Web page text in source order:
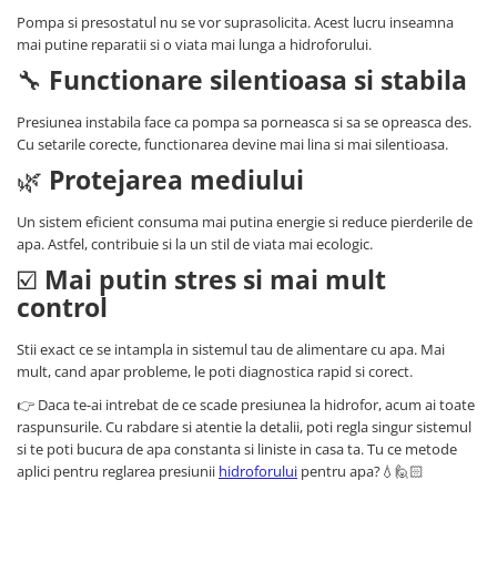
Pompa si presostatul nu se vor suprasolicita. Acest lucru inseamna
mai putine reparatii si o viata mai lunga a hidroforului.
🔧 Functionare silentioasa si stabila
Presiunea instabila face ca pompa sa porneasca si sa se opreasca des.
Cu setarile corecte, functionarea devine mai lina si mai silentioasa.
🌿 Protejarea mediului
Un sistem eficient consuma mai putina energie si reduce pierderile de
apa. Astfel, contribuie si la un stil de viata mai ecologic.
☑️ Mai putin stres si mai mult
control
Stii exact ce se intampla in sistemul tau de alimentare cu apa. Mai
mult, cand apar probleme, le poti diagnostica rapid si corect.
👉 Daca te-ai intrebat de ce scade presiunea la hidrofor, acum ai toate
raspunsurile. Cu rabdare si atentie la detalii, poti regla singur sistemul
si te poti bucura de apa constanta si liniste in casa ta. Tu ce metode
aplici pentru reglarea presiunii hidroforului pentru apa?💧🙋🏻